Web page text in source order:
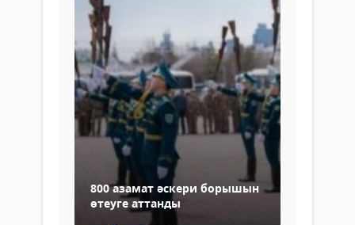
800 азамат әскери борышын
өтеуге аттанды